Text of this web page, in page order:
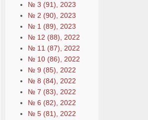
№ 3 (91), 2023
№ 2 (90), 2023
№ 1 (89), 2023
№ 12 (88), 2022
№ 11 (87), 2022
№ 10 (86), 2022
№ 9 (85), 2022
№ 8 (84), 2022
№ 7 (83), 2022
№ 6 (82), 2022
№ 5 (81), 2022